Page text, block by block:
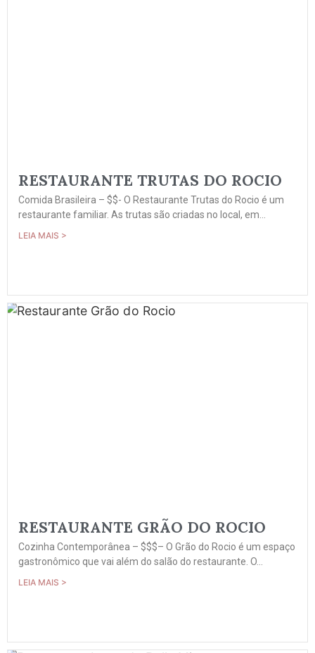
RESTAURANTE TRUTAS DO ROCIO
Comida Brasileira – $$- O Restaurante Trutas do Rocio é um
restaurante familiar. As trutas são criadas no local, em...
LEIA MAIS >
RESTAURANTE GRÃO DO ROCIO
Cozinha Contemporânea – $$$– O Grão do Rocio é um espaço
gastronômico que vai além do salão do restaurante. O...
LEIA MAIS >